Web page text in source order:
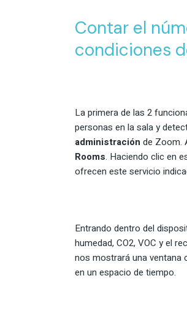
Contar el
condiciones
La primera de las 2
personas en la sala y
administración de Zoom.
Rooms. Haciendo clic en
ofrecen este servicio
Entrando dentro del
humedad, CO2, VOC y el
nos mostrará una ventana
en un espacio de tiempo.